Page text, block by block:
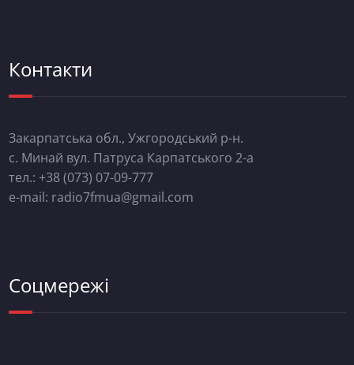
Контакти
Закарпатська обл., Ужгородський р-н.
с. Минай вул. Патруса Карпатського 2-а
тел.: +38 (073) 07-09-777
e-mail: radio7fmua@gmail.com
Соцмережі